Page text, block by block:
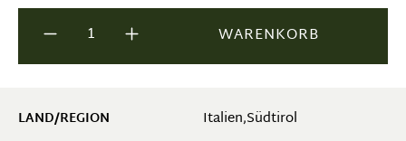
LAND/REGION Italien,Südtirol
Produkt Anzahl: Gib den gewünschten
WARENKORB